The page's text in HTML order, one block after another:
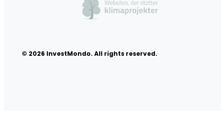
© 2026 InvestMondo. All rights reserved.